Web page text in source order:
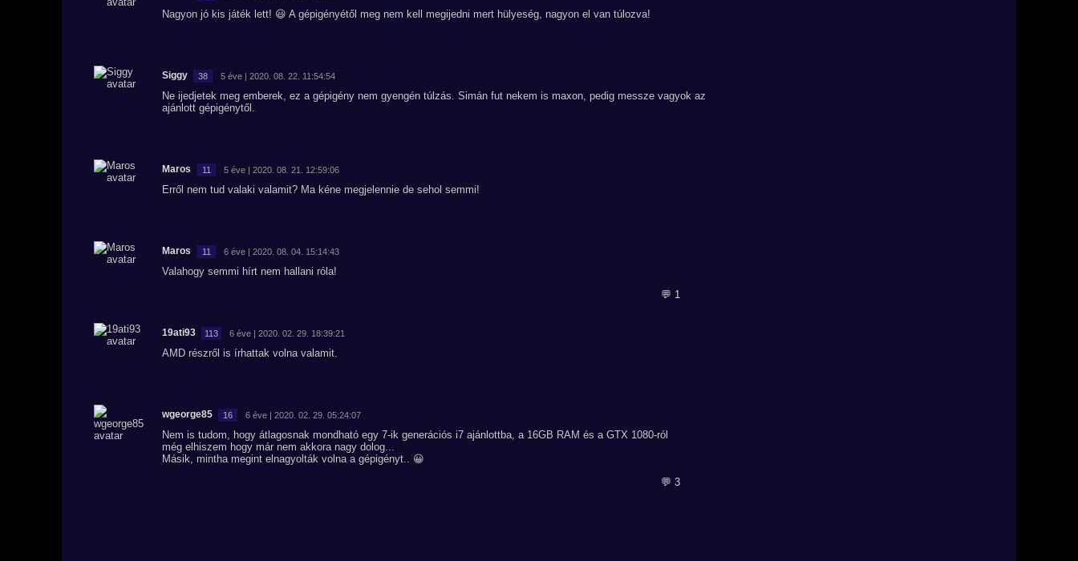
Nagyon jó kis játék lett! 😃 A gépigényétől meg nem kell megijedni mert hülyeség, nagyon el van túlozva!
Siggy 38 5 éve | 2020. 08. 22. 11:54:54
Ne ijedjetek meg emberek, ez a gépigény nem gyengén túlzás. Simán fut nekem is maxon, pedig messze vagyok az
ajánlott gépigénytől.
Maros 11 5 éve | 2020. 08. 21. 12:59:06
Erről nem tud valaki valamit? Ma kéne megjelennie de sehol semmi!
Maros 11 6 éve | 2020. 08. 04. 15:14:43
Valahogy semmi hírt nem hallani róla!
💬 1
19ati93 113 6 éve | 2020. 02. 29. 18:39:21
AMD részről is írhattak volna valamit.
wgeorge85 16 6 éve | 2020. 02. 29. 05:24:07
Nem is tudom, hogy átlagosnak mondható egy 7-ik generációs i7 ajánlottba, a 16GB RAM és a GTX 1080-ról
még elhiszem hogy már nem akkora nagy dolog...
Másik, mintha megint elnagyolták volna a gépigényt.. 😀
💬 3